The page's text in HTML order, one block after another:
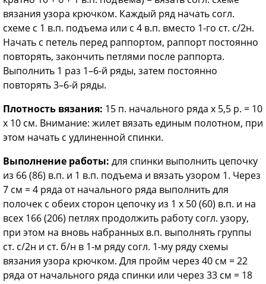
вязания узора крючком. Каждый ряд начать согл.
схеме с 1 в.п. подъема или с 4 в.п. вместо 1-го ст. с/2н.
Начать с петель перед раппортом, раппорт постоянно
повторять, закончить петлями после раппорта.
Выполнить 1 раз 1–6-й ряды, затем постоянно
повторять 3–6-й ряды.
Плотность вязания: 15 п. начального ряда х 5,5 р. = 10
x 10 см. Внимание: жилет вязать единым полотном, при
этом начать с удлиненной спинки.
Выполнение работы: для спинки выполнить цепочку
из 66 (86) в.п. и 1 в.п. подъема и вязать узором 1. Через
7 см = 4 ряда от начального ряда выполнить для
полочек с обеих сторон цепочку из 1 x 50 (60) в.п. и на
всех 166 (206) петлях продолжить работу согл. узору,
при этом на вновь набранных в.п. выполнять группы
ст. с/2н и ст. б/н в 1-м ряду согл. 1-му ряду схемы
вязания узора крючком. Для пройм через 40 см = 22
ряда от начального ряда спинки или через 33 см = 18